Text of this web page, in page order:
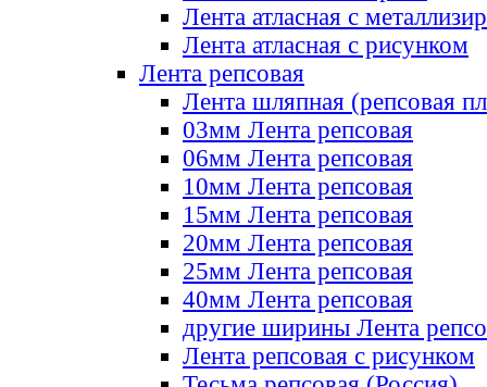
Лента атласная с
Лента атласная с рисунком
Лента репсовая
Лента шляпная (репсовая
03мм Лента репсовая
06мм Лента репсовая
10мм Лента репсовая
15мм Лента репсовая
20мм Лента репсовая
25мм Лента репсовая
40мм Лента репсовая
другие ширины Лента
Лента репсовая с рисунком